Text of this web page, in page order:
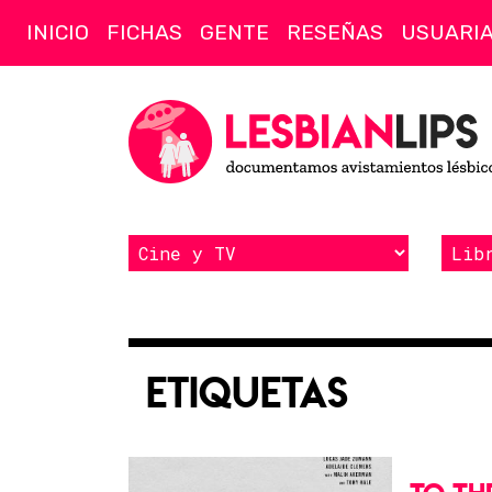
INICIO FICHAS GENTE RESEÑAS
Etiquetas